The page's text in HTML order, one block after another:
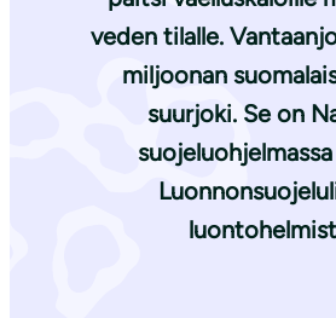
veden tilalle.
miljoonan
suurjoki. Se on